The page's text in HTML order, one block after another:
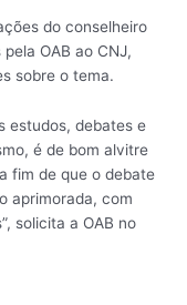
do conselheiro
OAB ao CNJ,
sobre o tema.
estudos, debates e
é de bom alvitre
fim de que o debate
aprimorada, com
solicita a OAB no